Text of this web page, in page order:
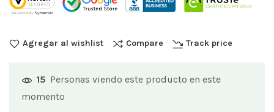
Agregar al wishlist Compare Track price
15 Personas viendo este producto en este
momento